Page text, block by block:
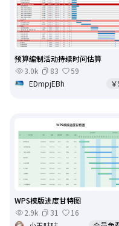
预算编制活动持续时间估算
3.0k
83
59
EDmpjEBh
WPS模版进度甘特图
2.9k
31
16